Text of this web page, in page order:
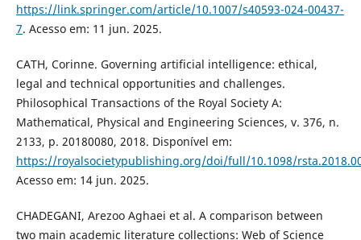
https://link.springer.com/article/10.1007/s40593-024-00437-
7. Acesso em: 11 jun. 2025.
CATH, Corinne. Governing artificial intelligence: ethical,
legal and technical opportunities and challenges.
Philosophical Transactions of the Royal Society A:
Mathematical, Physical and Engineering Sciences, v. 376, n.
2133, p. 20180080, 2018. Disponível em:
https://royalsocietypublishing.org/doi/full/10.1098/
Acesso em: 14 jun. 2025.
CHADEGANI, Arezoo Aghaei et al. A comparison between
two main academic literature collections: Web of Science